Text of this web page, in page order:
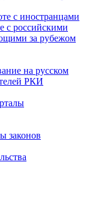
с иностранцами
с российскими
за рубежом
на русском
РКИ
законов